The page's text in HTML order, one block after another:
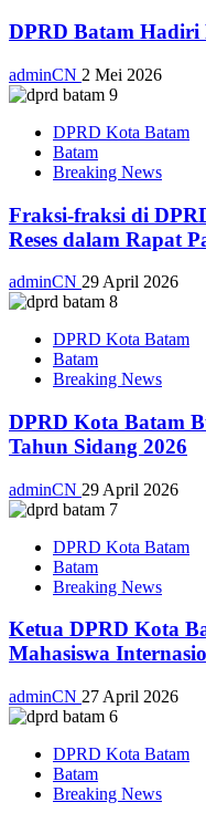
DPRD Batam
adminCN 2 Mei 2026
DPRD Kota Batam
Batam
Breaking News
Fraksi-fraksi di
Reses dalam Rapat
adminCN 29 April 2026
DPRD Kota Batam
Batam
Breaking News
DPRD Kota Batam
Tahun Sidang 2026
adminCN 29 April 2026
DPRD Kota Batam
Batam
Breaking News
Ketua DPRD Kota
Mahasiswa
adminCN 27 April 2026
DPRD Kota Batam
Batam
Breaking News